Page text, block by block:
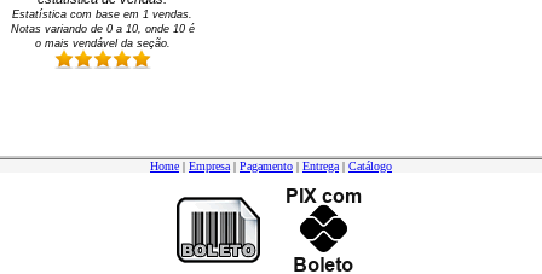
Estatística com base em 1 vendas.
Notas variando de 0a 10, onde 10 é
o mais vendável da seção.
Home | Empresa | Pagamento | Entrega | Catálogo